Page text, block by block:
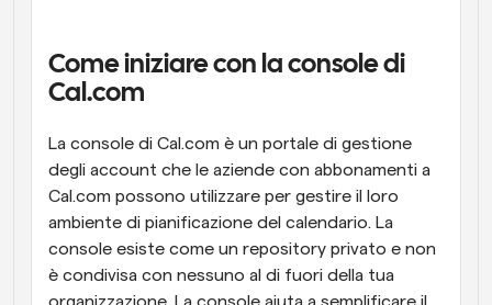
Programmazione potenziata con chiamate
supportate dall'IA
Automatizzare la pianificazione e i promemoria
Rimani aggiornato con le ultime notizie e aggiornamenti
Riunioni Instantanee
Incontrare i clienti in pochi minuti
Link di Gruppo Dinamico
Prenota senza sforzo riunioni con più persone
Come iniziare con la console di
Cal.com
La console di Cal.com è un portale di gestione
degli account che le aziende con abbonamenti a
Cal.com possono utilizzare per gestire il loro
ambiente di pianificazione del calendario. La
console esiste come un repository privato e non
è condivisa con nessuno al di fuori della tua